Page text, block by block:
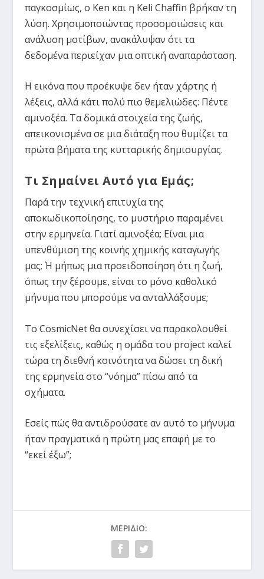
παγκοσμίως, ο Ken και η Keli Chaffin βρήκαν τη
λύση. Χρησιμοποιώντας προσομοιώσεις και
ανάλυση μοτίβων, ανακάλυψαν ότι τα
δεδομένα περιείχαν μια οπτική αναπαράσταση.
Η εικόνα που προέκυψε δεν ήταν χάρτης ή
λέξεις, αλλά κάτι πολύ πιο θεμελιώδες: Πέντε
αμινοξέα. Τα δομικά στοιχεία της ζωής,
απεικονισμένα σε μια διάταξη που θυμίζει τα
πρώτα βήματα της κυτταρικής δημιουργίας.
Τι Σημαίνει Αυτό για Εμάς;
Παρά την τεχνική επιτυχία της
αποκωδικοποίησης, το μυστήριο παραμένει
στηνερμηνεία. Γιατί αμινοξέα; Είναι μια
υπενθύμιση της κοινής χημικής καταγωγής
μας; Ή μήπως μια προειδοποίηση ότι η ζωή,
όπως την ξέρουμε, είναι το μόνο καθολικό
μήνυμα που μπορούμε να ανταλλάξουμε;
Το CosmicNet θα συνεχίσει να παρακολουθεί
τις εξελίξεις, καθώς η ομάδα του project καλεί
τώρα τη διεθνή κοινότητα να δώσει τη δική
της ερμηνεία στο “νόημα” πίσω από τα
σχήματα.
Εσείς πώς θα αντιδρούσατε αν αυτό το μήνυμα
ήταν πραγματικά η πρώτη μας επαφή με το
“εκεί έξω”;
ΜΕΡΊΔΙΟ: